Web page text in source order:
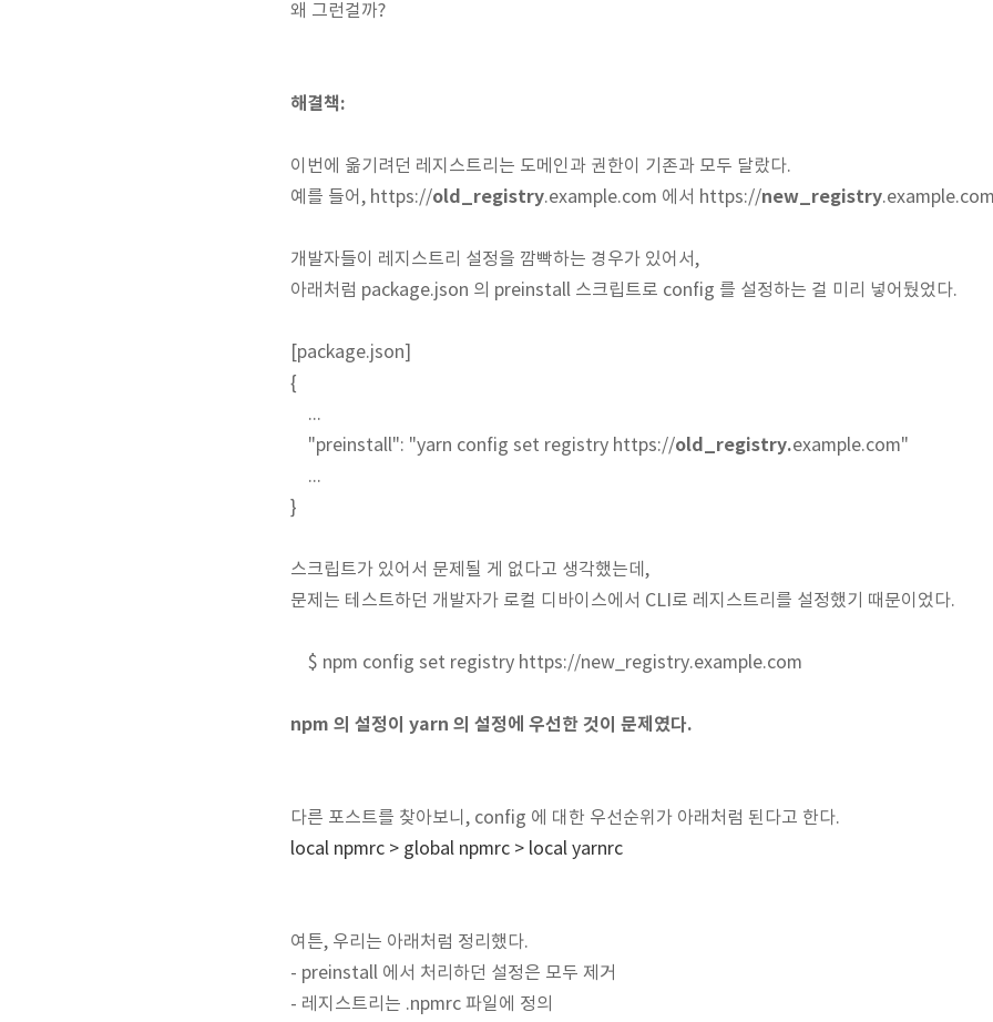
왜 그런걸까?
해결책:
이번에 옮기려던 레지스트리는 도메인과 권한이 기존과 모두 달랐다.
예를 들어, https://old_registry.example.com 에서 https://new_registry
개발자들이 레지스트리 설정을 깜빡하는 경우가 있어서,
아래처럼 package.json 의 preinstall 스크립트로 config 를 설정하는 걸 미리 넣어뒀었다.
[package.json]
{
...
"preinstall": "yarn config set registry https://old_registry.example.com"
...
}
스크립트가 있어서 문제될 게 없다고 생각했는데,
문제는 테스트하던 개발자가 로컬 디바이스에서 CLI로 레지스트리를 설정했기 때문이었다.
$ npm config set registry https://new_registry.example.com
npm 의 설정이 yarn 의 설정에 우선한 것이 문제였다.
다른 포스트를 찾아보니, config 에 대한 우선순위가 아래처럼 된다고 한다.
local npmrc > global npmrc > local yarnrc
여튼, 우리는 아래처럼 정리했다.
- preinstall 에서 처리하던 설정은 모두 제거
- 레지스트리는 .npmrc 파일에 정의